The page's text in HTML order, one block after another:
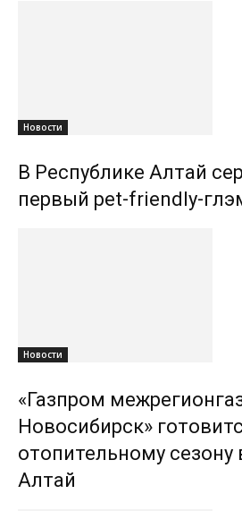
Новости
В Республике Алтай
первый pet-friendly-
Новости
«Газпром
Новосибирск»
отопительному сезону
Алтай